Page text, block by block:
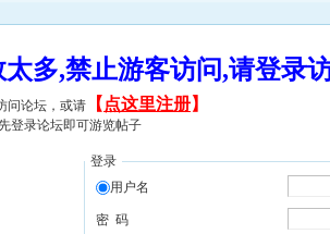
太多,禁止游客访问,请登
问论坛，或请 【 点这里注册】
登录论坛即可游览帖子
登录
用户名
密 码